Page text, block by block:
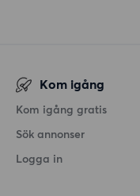
Kom igång
Kom igång gratis
Sök annonser
Logga in